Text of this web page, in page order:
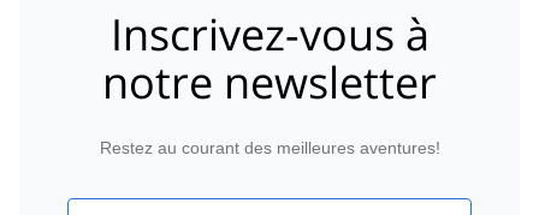
Inscrivez-vous à
notre newsletter
Restez au courant des meilleures aventures!